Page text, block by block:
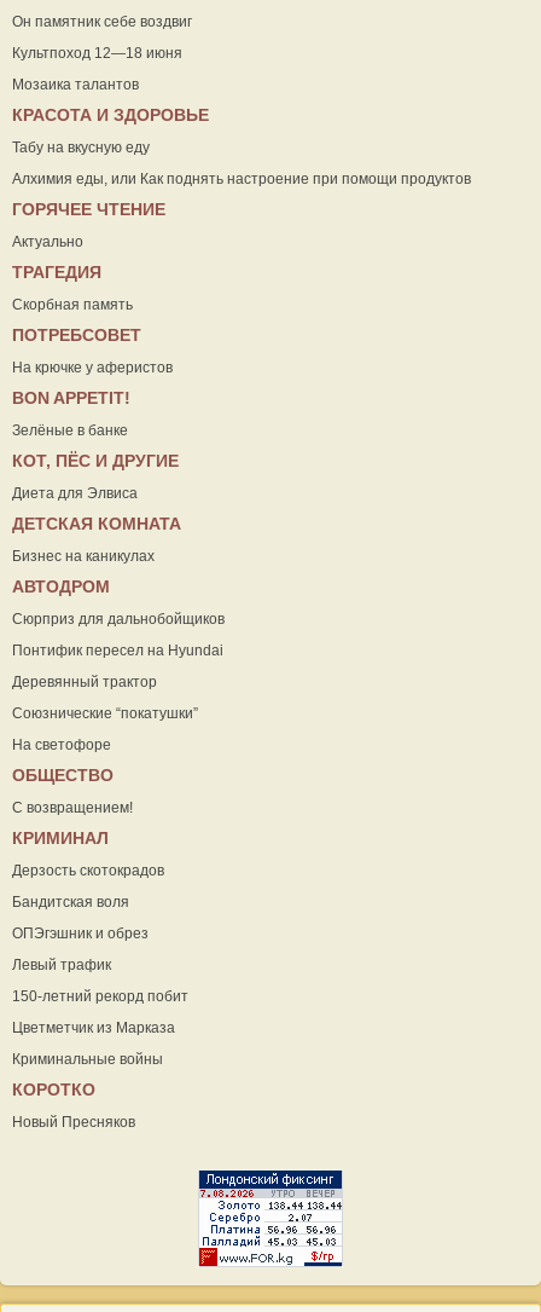
Он памятник себе воздвиг
Культпоход 12—18 июня
Мозаика талантов
КРАСОТА И ЗДОРОВЬЕ
Табу на вкусную еду
Алхимия еды, или Как поднять настроение при помощи продуктов
ГОРЯЧЕЕ ЧТЕНИЕ
Актуально
ТРАГЕДИЯ
Скорбная память
ПОТРЕБСОВЕТ
На крючке у аферистов
ВON APPETIT!
Зелёные в банке
КОТ, ПЁС И ДРУГИЕ
Диета для Элвиса
ДЕТСКАЯ КОМНАТА
Бизнес на каникулах
АВТОДРОМ
Сюрприз для дальнобойщиков
Понтифик пересел на Hyundai
Деревянный трактор
Союзнические “покатушки”
На светофоре
ОБЩЕСТВО
С возвращением!
КРИМИНАЛ
Дерзость скотокрадов
Бандитская воля
ОПЭгэшник и обрез
Левый трафик
150-летний рекорд побит
Цветметчик из Марказа
Криминальные войны
КОРОТКО
Новый Пресняков